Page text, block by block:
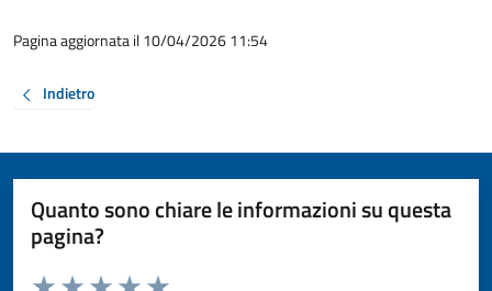
Pagina aggiornata il 10/04/2026 11:54
Indietro
Quanto sono chiare le informazioni su questa
pagina?
Valuta da 1 a 5 stelle la pagina